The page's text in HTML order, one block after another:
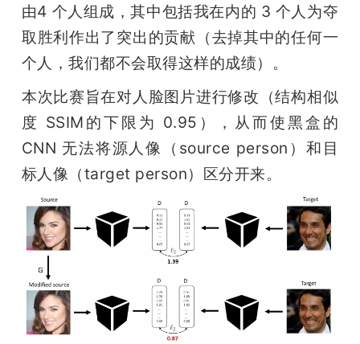
爱
搞
机
由4 个人组成，其中包括我在内的 3 个人为夺
取胜利作出了突出的贡献（去掉其中的任何一
个人，我们都不会取得这样的成绩）。
本次比赛旨在对人脸图片进行修改（结构相似
度 SSIM的下限为 0.95），从而使黑盒的
CNN 无法将源人像（source person）和目
标人像（target person）区分开来。